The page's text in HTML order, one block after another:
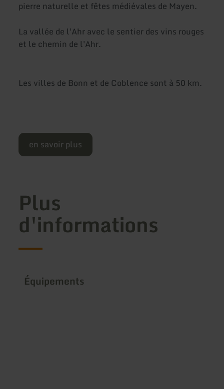
pierre naturelle et fêtes médiévales de Mayen.
La vallée de l'Ahr avec le sentier des vins rouges
et le chemin de l'Ahr.
Les villes de Bonn et de Coblence sont à 50 km.
en savoir plus
Plus
d'informations
Équipements